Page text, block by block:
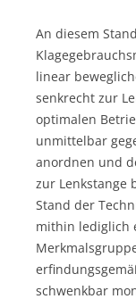
An diesem
linear
senkrecht zur
optimalen
unmittelbar
anordnen und
zur Lenkstange
Stand der
mithin lediglich
schwenkbar